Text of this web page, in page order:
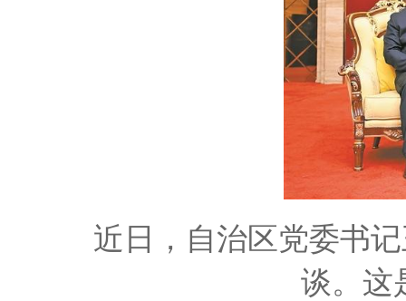
近日，自治区党委书
谈。这